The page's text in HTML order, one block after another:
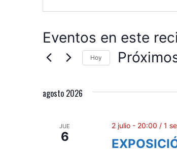
Eventos en este
Hoy
c
c
agosto 2026
JUE
6
2 julio - 20:00 / 1